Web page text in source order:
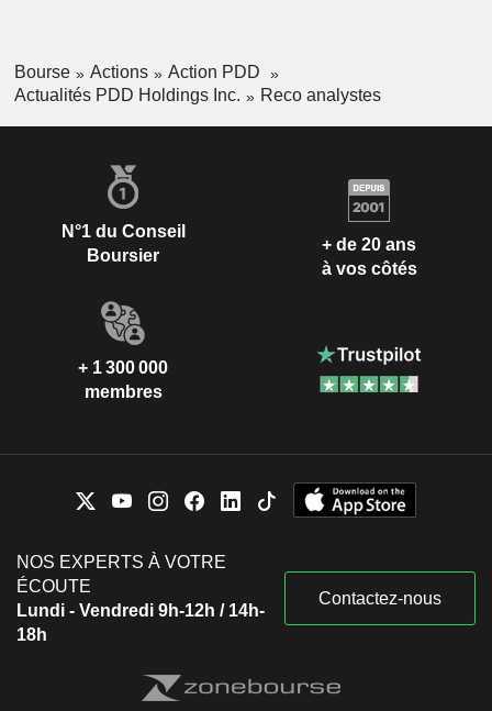
Bourse Actions
Action PDD
Actualités PDD Holdings Inc.
Reco analystes
N°1 du Conseil
Boursier
+ de 20 ans
à vos côtés
+ 1 300 000
membres
NOS EXPERTS À VOTRE
ÉCOUTE
Lundi - Vendredi 9h-12h / 14h-
18h
Contactez-nous